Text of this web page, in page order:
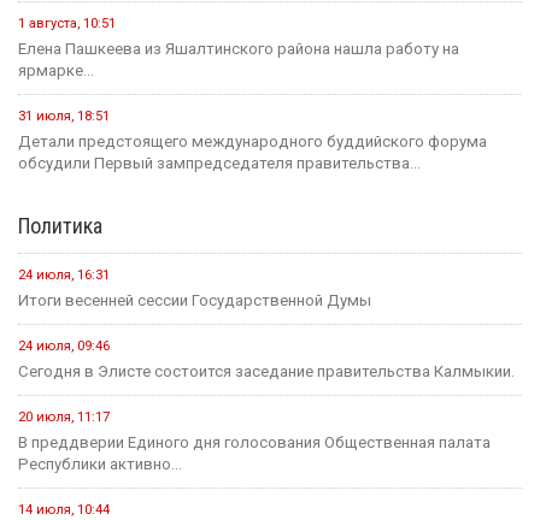
1 августа, 10:51
Елена Пашкеева из Яшалтинского района нашла работу на
ярмарке...
31 июля, 18:51
Детали предстоящего международного буддийского форума
обсудили Первый зампредседателя правительства...
Политика
24 июля, 16:31
Итоги весенней сессии Государственной Думы
24 июля, 09:46
Сегодня в Элисте состоится заседание правительства Калмыкии.
20 июля, 11:17
В преддверии Единого дня голосования Общественная палата
Республики активно...
14 июля, 10:44